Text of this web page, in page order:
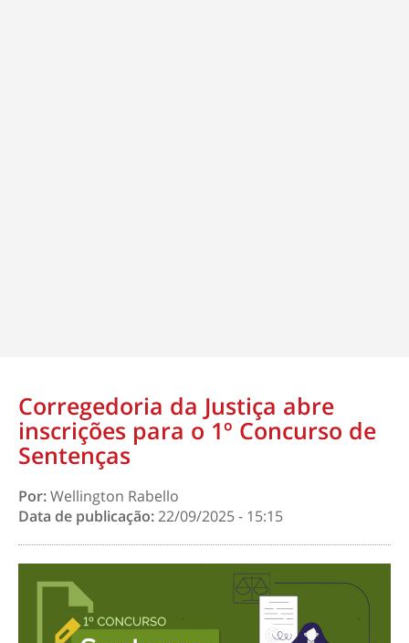
Corregedoria da Justiça abre
inscrições para o 1º Concurso de
Sentenças
Por:Wellington Rabello
Data de publicação:22/09/2025 - 15:15